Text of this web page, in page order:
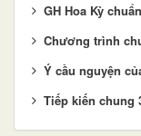
GH Hoa Kỳ
Chương trình
Ý cầu nguyện
Tiếp kiến chung